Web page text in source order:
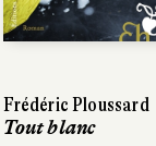
Frédéric Ploussard
Tout blanc